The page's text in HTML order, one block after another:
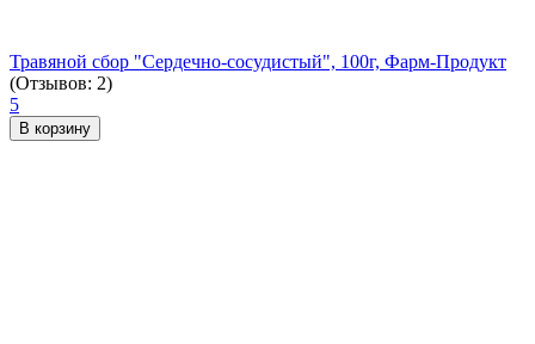
Травяной сбор "Сердечно-сосудистый", 100г, Фарм-Продукт
(Отзывов: 2)
5
В корзину